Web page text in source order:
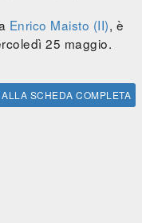
Enrico Maisto (II), è
25 maggio.
ALLA SCHEDA COMPLETA